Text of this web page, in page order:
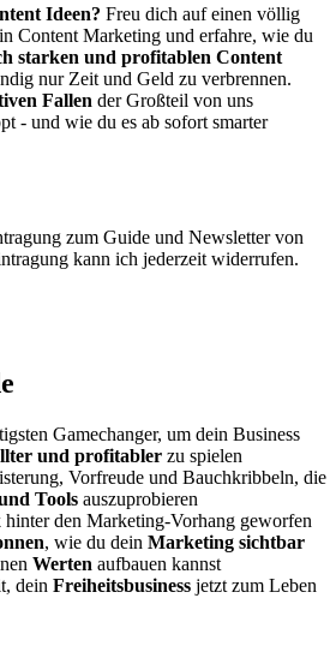
Ideen? Freu dich auf einen völlig
Content Marketing und erfahre, wie du
starken und profitablen Content
nur Zeit und Geld zu verbrennen.
Fallen der Großteil von uns
- und wie du es ab sofort smarter
zum Guide und Newsletter von
kann ich jederzeit widerrufen.
Gamechanger, um dein Business
und profitabler zu spielen
Vorfreude und Bauchkribbeln, die
Tools auszuprobieren
den Marketing-Vorhang geworfen
, wie du dein Marketing sichtbar
Werten aufbauen kannst
dein Freiheitsbusiness jetzt zum Leben